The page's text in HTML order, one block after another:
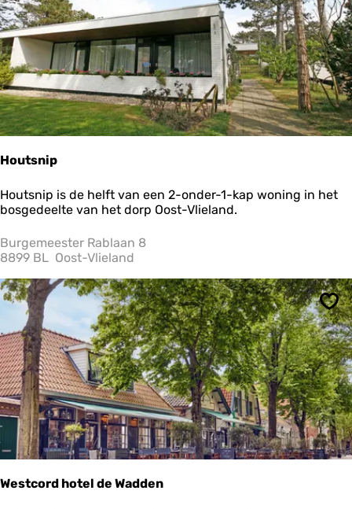
Houtsnip
H
o
t
s
i
p
Houtsnip is de helft van een 2-onder-1-kap woning in het
bosgedeelte van het dorp Oost-Vlieland.
Burgemeester Rablaan 8
8899 BL Oost-Vlieland
Westcord hotel de Wadden